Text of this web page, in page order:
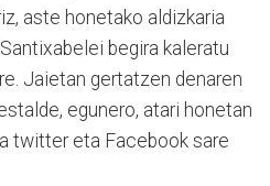
aste honetako aldizkaria
begira kaleratu
Jaietan gertatzen denaren
egunero, atari honetan
twitter eta Facebook sare